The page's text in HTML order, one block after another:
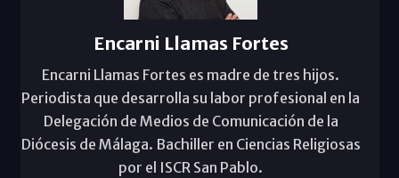
Encarni Llamas Fortes
Encarni Llamas Fortes es madre de tres hijos.
Periodista que desarrolla su labor profesional en la
Delegación de Medios de Comunicación de la
Diócesis de Málaga. Bachiller en Ciencias Religiosas
por el ISCR San Pablo.